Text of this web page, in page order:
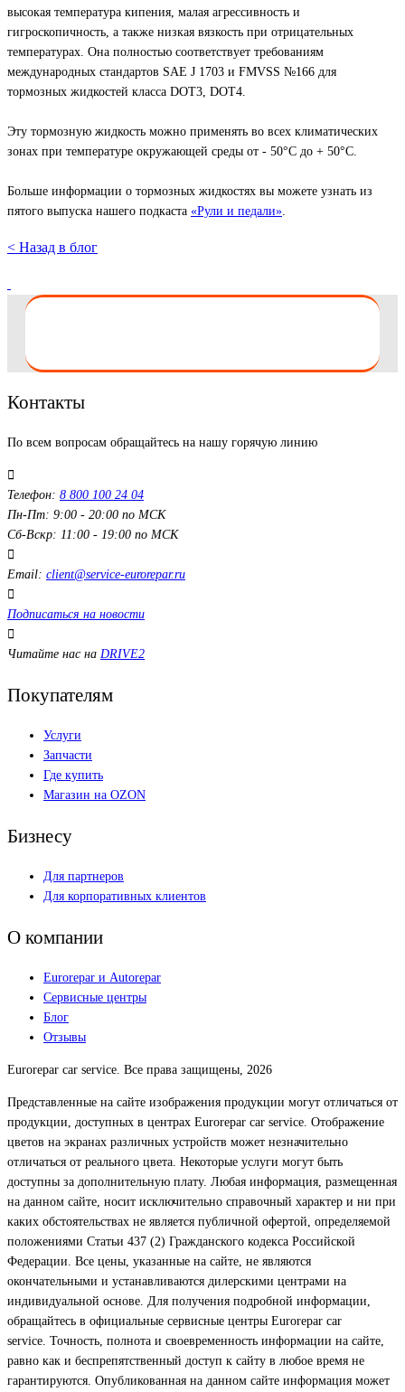
высокая температура кипения, малая агрессивность и
гигроскопичность, а также низкая вязкость при отрицательных
температурах. Она полностью соответствует требованиям
международных стандартов SAE J 1703 и FMVSS №166 для
тормозных жидкостей класса DOT3, DOT4.
Эту тормозную жидкость можно применять во всех климатических
зонах при температуре окружающей среды от - 50°С до + 50°С.
Больше информации о тормозных жидкостях вы можете узнать из
пятого выпуска нашего подкаста «Рули и педали»
< Назад в блог
Контакты
По всем вопросам обращайтесь на нашу горячую линию
Телефон: 8 800 100 24 04
Пн-Пт: 9:00 - 20:00 по МСК
Сб-Вскр: 11:00 - 19:00 по МСК
Email: client@service-eurorepar.ru
Подписаться на новости
Читайте нас на DRIVE2
Покупателям
Услуги
Запчасти
Где купить
Магазин на OZON
Бизнесу
Для партнеров
Для корпоративных клиентов
О компании
Eurorepar и Autorepar
Сервисные центры
Блог
Отзывы
Eurorepar car service. Все права защищены, 2026
Представленные на сайте изображения продукции могут отличаться от
продукции, доступных в центрах Eurorepar car service. Отображение
цветов на экранах различных устройств может незначительно
отличаться от реального цвета. Некоторые услуги могут быть
доступны за дополнительную плату. Любая информация, размещенная
на данном сайте, носит исключительно справочный характер и ни при
каких обстоятельствах не является публичной офертой, определяемой
положениями Статьи 437 (2) Гражданского кодекса Российской
Федерации. Все цены, указанные на сайте, не являются
окончательными и устанавливаются дилерскими центрами на
индивидуальной основе. Для получения подробной информации,
обращайтесь в официальные сервисные центры Eurorepar car
service. Точность, полнота и своевременность информации на сайте,
равно как и беспрепятственный доступ к сайту в любое время не
гарантируются. Опубликованная на данном сайте информация может